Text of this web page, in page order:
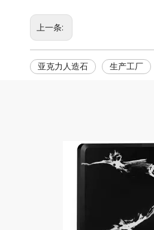
上一条:
亚克力人造石 生产工厂